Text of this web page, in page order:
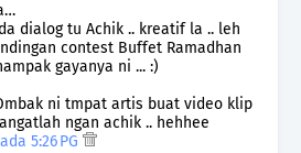
dialog tu Achik .. kreatif la .. leh
contest Buffet Ramadhan
gayanya ni ... :)
ni tmpat artis buat video klip
ngan achik .. hehhee
5:26 PG